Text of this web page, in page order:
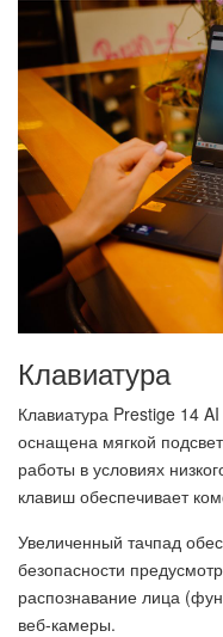
Клавиатура
Клавиатура Prestige 14
оснащена мягкой
работы в условиях
клавиш обеспечивает
Увеличенный тачпад
безопасности
распознавание лица
веб-камеры.